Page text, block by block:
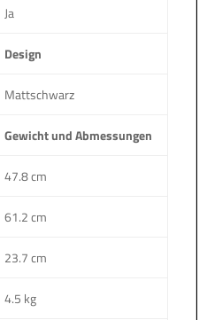
Ja
Design
Mattschwarz
Gewicht und Abmessungen
47.8 cm
61.2 cm
23.7 cm
4.5 kg